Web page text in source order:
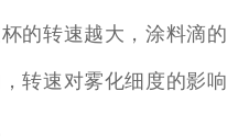
的转速越大，涂料滴的
转速对雾化细度的影响